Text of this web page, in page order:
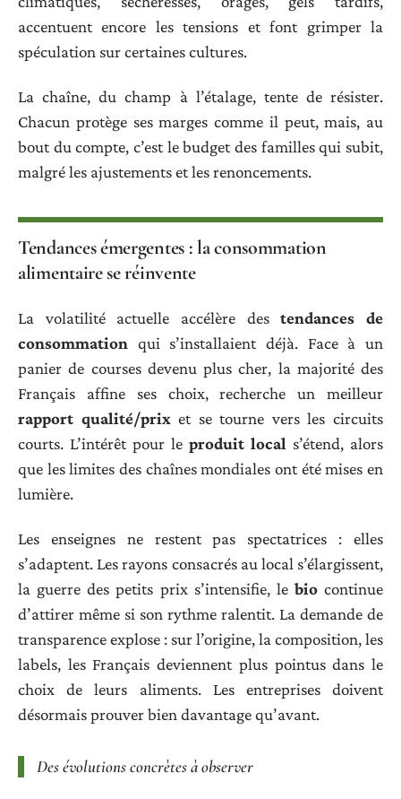
accentuent encore les tensions et font grimper la
spéculation sur certaines cultures.
La chaîne, du champ à l’étalage, tente de résister.
Chacun protège ses marges comme il peut, mais, au
bout du compte, c’est le budget des familles qui subit,
malgré les ajustements et les renoncements.
Tendances émergentes : la consommation
alimentaire se réinvente
La volatilité actuelle accélère destendances de
consommation qui s’installaient déjà. Face à un
panier de courses devenu plus cher, la majorité des
Français affine ses choix, recherche un meilleur
rapport qualité/prix et se tourne vers les circuits
courts. L’intérêt pour le produit local s’étend, alors
que les limites des chaînes mondiales ont été mises en
lumière.
Les enseignes ne restent pas spectatrices : elles
s’adaptent. Les rayons consacrés au local s’élargissent,
la guerre des petits prix s’intensifie, le biocontinue
d’attirer même si son rythme ralentit. La demande de
transparence explose : sur l’origine, la composition, les
labels, les Français deviennent plus pointus dans le
choix de leurs aliments. Les entreprises doivent
désormais prouver bien davantage qu’avant.
Des évolutions concrètes à observer